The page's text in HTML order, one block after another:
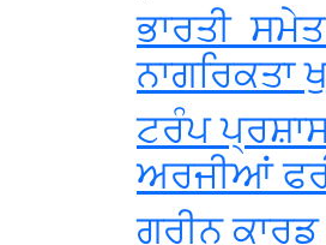
ਭਾਰਤੀ
ਨਾਗਰਿਕਤਾ
ਟਰੰਪ
ਅਰਜੀਆਂ
ਗ੍ਰੀਨ